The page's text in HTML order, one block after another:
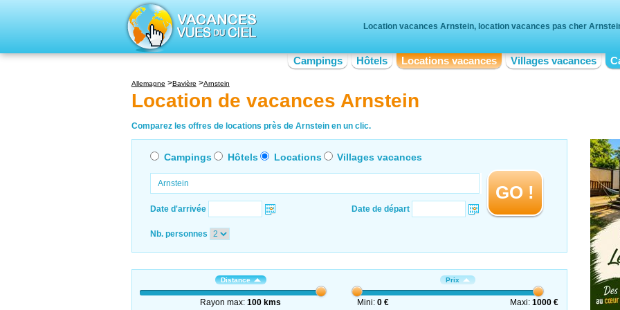
Location vacances Arnstein, location vacances pas cher
Campings Hôtels Locations vacances Villages vacances
Allemagne Bavière Arnstein
Location de vacances Arnstein
Comparez les offres de locations près de Arnstein en un clic.
Campings Hôtels Locations Villages vacances
Date d'arrivée Date de départ
GO !
Nb. personnes
Distance
Rayon max:100 kms
Prix
Mini: 0 € Maxi:1000 €